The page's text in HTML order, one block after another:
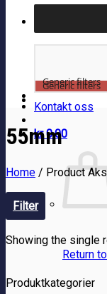
Generic filters
Kontakt oss
kr0.00
Return
Generic filters
55mm
Home / Product
Filter
Showing the single
Produktkategorier